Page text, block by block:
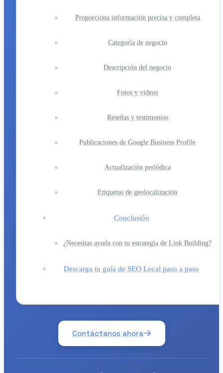
Proporciona información precisa y completa
Categoría de negocio
Descripción del negocio
Fotos y videos
Reseñas y testimonios
Publicaciones de Google Business Profile
Actualización periódica
Etiquetas de geolocalización
Conclusión
¿Necesitas ayuda con tu estrategia de Link Building?
Descarga tu guía de SEO Local paso a paso
Contáctanos ahora